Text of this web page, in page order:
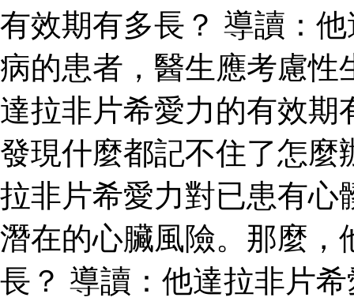
有效期有多長？ 導讀：
病的患者，醫生應考慮性
達拉非片希愛力的有效期
發現什麼都記不住了怎
拉非片希愛力對已患有心
潛在的心臟風險。那麼，
長？ 導讀：他達拉非片